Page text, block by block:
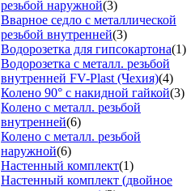
резьбой наружной(3)
Вварное седло с металлической
резьбой внутренней(3)
Водорозетка для гипсокартона(1)
Водорозетка с металл. резьбой
внутренней FV-Plast (Чехия)(4)
Колено 90° с накидной гайкой(3)
Колено с металл. резьбой
внутренней(6)
Колено с металл. резьбой
наружной(6)
Настенный комплект(1)
Настенный комплект (двойное